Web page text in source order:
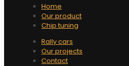
Home
Our product
Chip tuning
Rally cars
Our projects
Contact